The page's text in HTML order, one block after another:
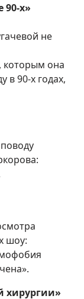
90-х»
не
которым она
в 90-х годах,
шоу:
хирургии»